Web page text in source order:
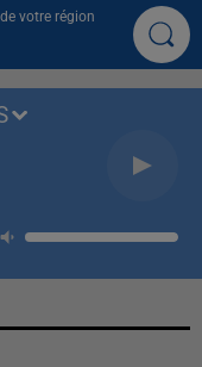
votre région